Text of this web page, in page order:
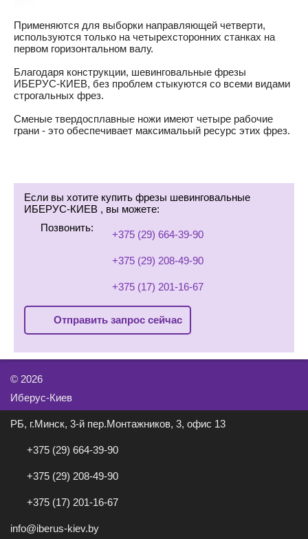
Применяются для выборки направляющей четверти,
используются только на четырехсторонних станках на
первом горизонтальном валу.
Благодаря конструкции, шевинговальные фрезы
ИБЕРУС-КИЕВ, без проблем стыкуются со всеми видами
строгальных фрез.
Сменые твердосплавные ножи имеют четыре рабочие
грани - это обеспечивает максимальый ресурс этих фрез.
Если вы хотите купить фрезы шевинговальные
ИБЕРУС-КИЕВ , вы можете:
Позвонить:
+375 (29) 664-39-90
+375 (29) 208-49-90
+375 (17) 201-16-67
Отправить запрос сейчас
© 2026
Иберус-Киев
РБ, г.Минск, 3-й пер.Монтажников, 3, офис 13
+375 (29) 664-39-90
+375 (29) 208-49-90
+375 (17) 201-16-67
info@iberus-kiev.by